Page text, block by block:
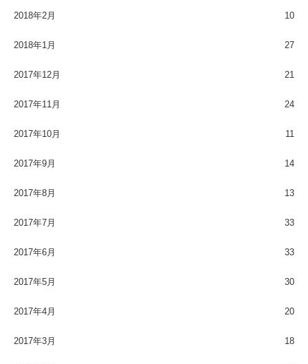
2018年2月 10
2018年1月 27
2017年12月 21
2017年11月 24
2017年10月 11
2017年9月 14
2017年8月 13
2017年7月 33
2017年6月 33
2017年5月 30
2017年4月 20
2017年3月 18